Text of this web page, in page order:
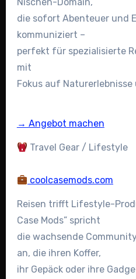
die sofort Abenteuer und
kommuniziert –
perfekt für spezialisierte
mit
Fokus auf Naturerlebnisse
→ Angebot machen
Travel Gear / Lifestyle
coolcasemods.com
Reisen trifft Lifestyle-
Case Mods” spricht
die wachsende
an, die ihren Koffer,
ihr Gepäck oder ihre